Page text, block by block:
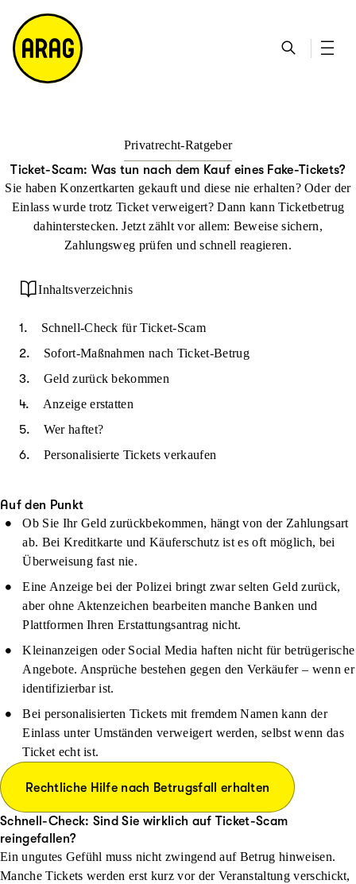
h
e
ta
k
ts
ei
te
e
m
a
p
Privatrecht-Ratgeber
Ticket-Scam: Was tun nach dem Kauf eines Fake-Tickets?
Sie haben Konzertkarten gekauft und diese nie erhalten? Oder der
Einlass wurde trotz Ticket verweigert? Dann kann Ticketbetrug
dahinterstecken. Jetzt zählt vor allem: Beweise sichern,
Zahlungsweg prüfen und schnell reagieren.
Inhaltsverzeichnis
Schnell-Check für Ticket-Scam
Sofort-Maßnahmen nach Ticket-Betrug
Geld zurück bekommen
Anzeige erstatten
Wer haftet?
Personalisierte Tickets verkaufen
Auf den Punkt
Ob Sie Ihr Geld zurückbekommen, hängt von der Zahlungsart
ab. Bei Kreditkarte und Käuferschutz ist es oft möglich, bei
Überweisung fast nie.
Eine Anzeige bei der Polizei bringt zwar selten Geld zurück,
aber ohne Aktenzeichen bearbeiten manche Banken und
Plattformen Ihren Erstattungsantrag nicht.
Kleinanzeigen oder Social Media haften nicht für betrügerische
Angebote. Ansprüche bestehen gegen den Verkäufer – wenn er
identifizierbar ist.
Bei personalisierten Tickets mit fremdem Namen kann der
Einlass unter Umständen verweigert werden, selbst wenn das
Ticket echt ist.
Rechtliche Hilfe nach Betrugsfall erhalten
Schnell-Check: Sind Sie wirklich auf Ticket-Scam
reingefallen?
Ein ungutes Gefühl muss nicht zwingend auf Betrug hinweisen.
Manche Tickets werden erst kurz vor der Veranstaltung verschickt,